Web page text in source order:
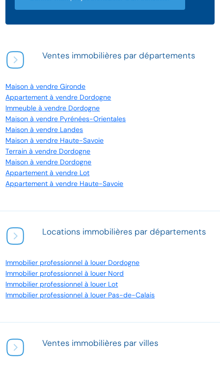
Ventes immobilières par départements
Maison à vendre Gironde
Appartement à vendre Dordogne
Immeuble à vendre Dordogne
Maison à vendre Pyrénées-Orientales
Maison à vendre Landes
Maison à vendre Haute-Savoie
Terrain à vendre Dordogne
Maison à vendre Dordogne
Appartement à vendre Lot
Appartement à vendre Haute-Savoie
Locations immobilières par départements
Immobilier professionnel à louer Dordogne
Immobilier professionnel à louer Nord
Immobilier professionnel à louer Lot
Immobilier professionnel à louer Pas-de-Calais
Ventes immobilières par villes